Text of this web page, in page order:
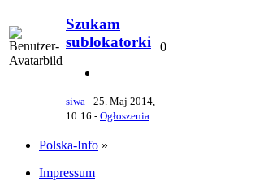
Szukam
sublokatorki
siwa - 25. Maj 2014,
10:16 - Ogłoszenia
0
Polska-Info »
Impressum